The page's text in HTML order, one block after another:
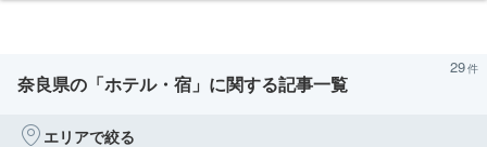
奈良県の「ホテル・宿」に関する記事一覧
29
エリアで絞る